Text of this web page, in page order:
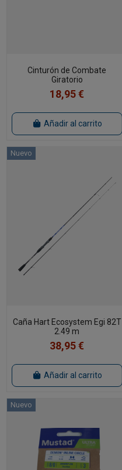
Cinturón de Combate
Giratorio
18,95 €
Añadir al carrito
Nuevo
Caña Hart Ecosystem Egi 82T
2.49 m
38,95 €
Añadir al carrito
Nuevo